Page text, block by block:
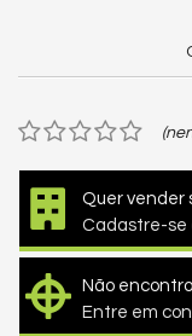
Quer vender
Cadastre-se
Não
Entre em